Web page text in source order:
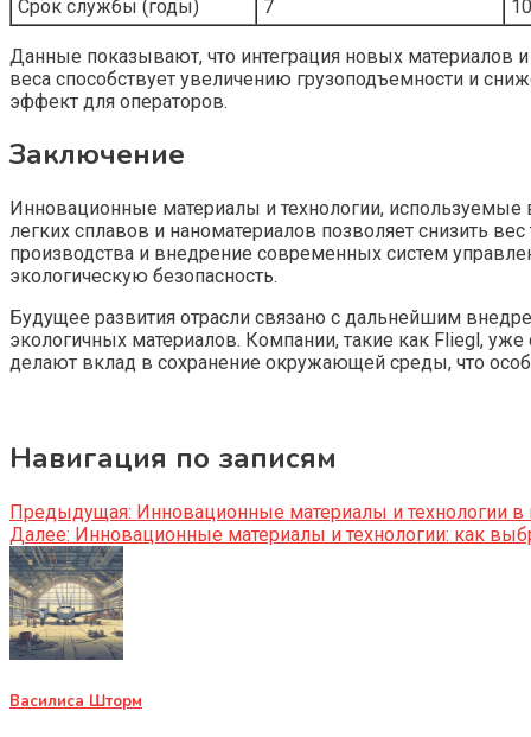
Срок службы (годы)
7 10
Данные показывают, что интеграция новых материалов
веса способствует увеличению грузоподъемности и
эффект для операторов.
Заключение
Инновационные материалы и технологии,
легких сплавов и наноматериалов позволяет снизить
производства и внедрение современных систем
экологическую безопасность.
Будущее развития отрасли связано с дальнейшим
экологичных материалов. Компании, такие как Fliegl,
делают вклад в сохранение окружающей среды, что
Навигация по записям
Предыдущая: Инновационные материалы и технологии
Далее: Инновационные материалы и технологии: как
Василиса Шторм